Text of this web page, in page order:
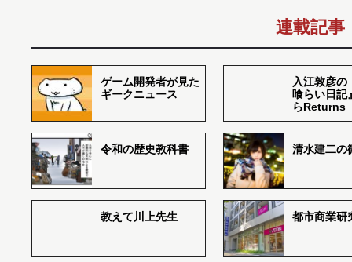
連載記事
ゲーム開発者が見た
ギークニュース
入江敦彦の
喰らい日記
らReturns
令和の歴史教科書 清水建二の
教えて川上先生 都市商業研